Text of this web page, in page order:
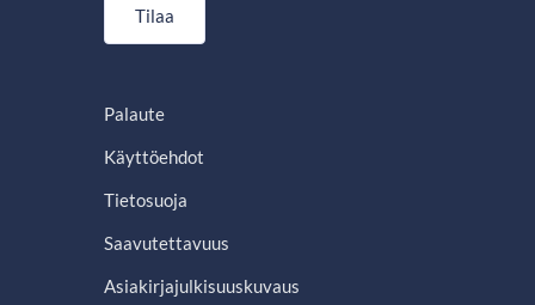
Tilaa
Palaute
Käyttöehdot
Tietosuoja
Saavutettavuus
Asiakirjajulkisuuskuvaus